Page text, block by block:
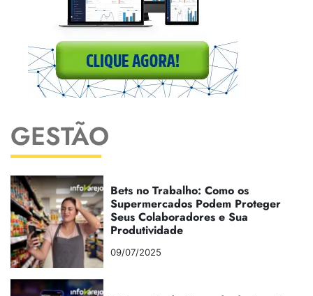
GESTÃO
Bets no Trabalho: Como os
Supermercados Podem Proteger
Seus Colaboradores e Sua
Produtividade
09/07/2025